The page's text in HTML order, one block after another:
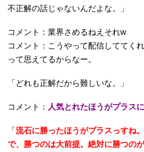
不正解の話じゃないんだよな。」
コメント：業界さめるねえそれw
コメント：こうやって配信しててく
って思えてるからなー。
「どれも正解だから難しいな。」
コメント： 人気とれたほうがプラス
「 流石に勝ったほうがプラスっすね
で、勝つのは大前提。絶対に勝つのが